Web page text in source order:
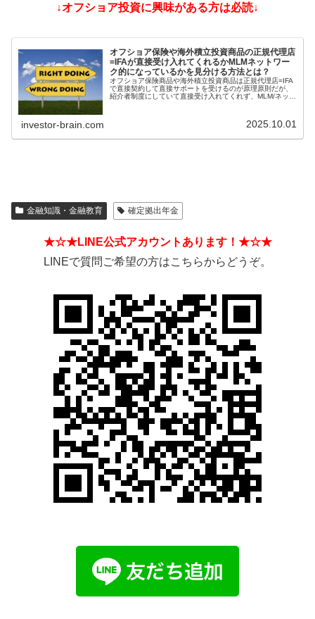
↓オフショア投資に興味がある方は必読↓
オフショア保険や海外積立投資商品の正規代理店
=IFAが直接受け入れてくれるかMLMネットワー
ク的になっているかを見分ける方法とは？
オフショア保険商品や海外積立投資商品は正規代理店=IFA
で直接契約して直接サポートを受けるのが原理原則だが、
紹介者制度にしていて直接受け入れてくれず、MLM/ネット
investor-brain.com 2025.10.01
金融知識・金融教育 確定拠出年金
★☆★LINE公式アカウントあります！★☆★
LINEで質問ご希望の方はこちらからどうぞ。